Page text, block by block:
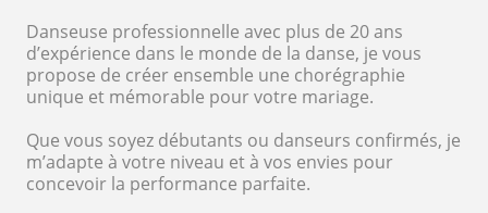
Danseuse professionnelle avec plus de 20 ans
d’expérience dans le monde de la danse, je vous
propose de créer ensemble une chorégraphie
unique et mémorable pour votre mariage.
Que vous soyez débutants ou danseurs confirmés, je
m’adapte à votre niveau et à vos envies pour
concevoir la performance parfaite.